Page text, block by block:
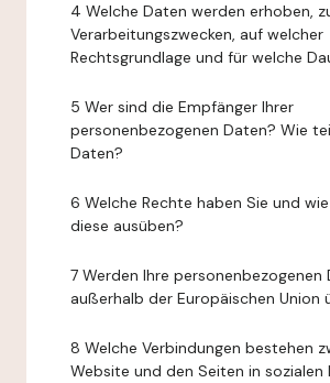
4 Welche Daten werden erhoben,
Verarbeitungszwecken, auf welcher
Rechtsgrundlage und für welche
5 Wer sind die Empfänger Ihrer
personenbezogenen Daten? Wie
Daten?
6 Welche Rechte haben Sie und
diese ausüben?
7 Werden Ihre personenbezogenen
außerhalb der Europäischen Union
8 Welche Verbindungen bestehen
Website und den Seiten in sozialen